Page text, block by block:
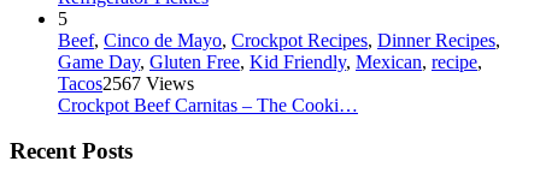
5
Beef, Cinco de Mayo, Crockpot Recipes, Dinner Recipes,
Game Day, Gluten Free, Kid Friendly, Mexican, recipe,
Tacos2567 Views
Crockpot Beef Carnitas – The Cooki…
Recent Posts